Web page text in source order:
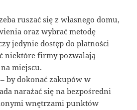
ruszać się z własnego domu,
oraz wybrać metodę
jedynie dostęp do płatności
niektóre firmy pozwalają
miejscu.
by dokonać zakupów w
narażać się na bezpośredni
wnętrzami punktów